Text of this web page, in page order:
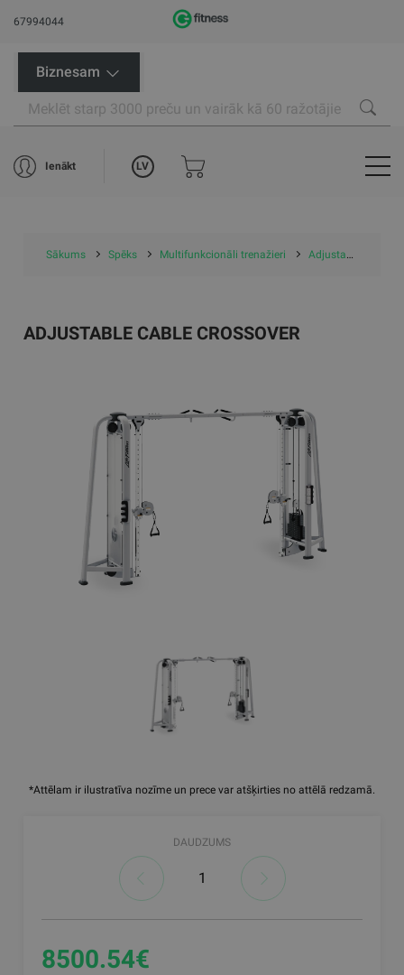
67994044
Biznesam
Ienākt LV
Sākums Spēks Multifunkcionāli trenažieri Adjustable cable crossover
*Attēlam ir ilustratīva nozīme un prece var atšķirties no attēlā redzamā.
ADJUSTABLE CABLE CROSSOVER
DAUDZUMS
8500.54€